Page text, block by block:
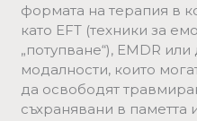
формата на терапия в
като EFT (техники за
„потупване“), EMDR
модалности, които
да освободят
съхранявани в паметта